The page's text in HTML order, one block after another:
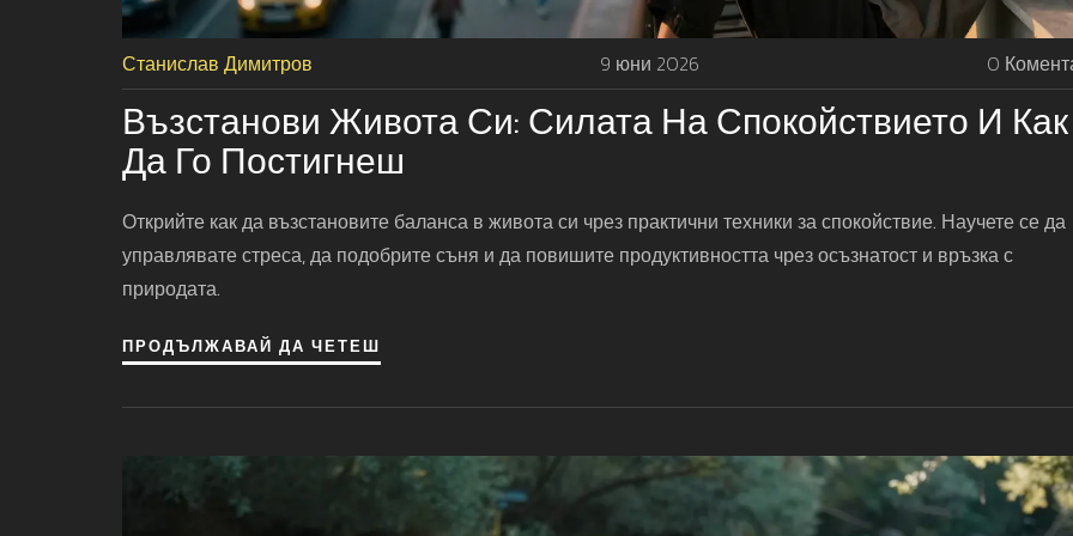
Станислав Димитров 9 юни 2026 0
Възстанови Живота Си: Силата На Спокойствието И Как
Да Го Постигнеш
Открийте как да възстановите баланса в живота си чрез практични техники за спокойствие. Научете се да
управлявате стреса, да подобрите съня и да повишите продуктивността чрез осъзнатост и връзка с
природата.
ПРОДЪЛЖАВАЙ ДА ЧЕТЕШ